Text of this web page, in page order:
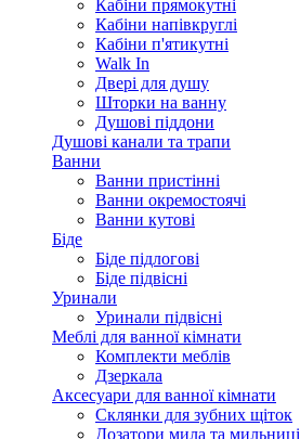
Кабіни прямокутні
Кабіни напівкруглі
Кабіни п'ятикутні
Walk In
Двері для душу
Шторки на ванну
Душові піддони
Душові канали та трапи
Ванни
Ванни пристінні
Ванни окремостоячі
Ванни кутові
Біде
Біде підлогові
Біде підвісні
Уринали
Уринали підвісні
Меблі для ванної кімнати
Комплекти меблів
Дзеркала
Аксесуари для ванної кімнати
Склянки для зубних щіток
Дозатори мила та мильниці